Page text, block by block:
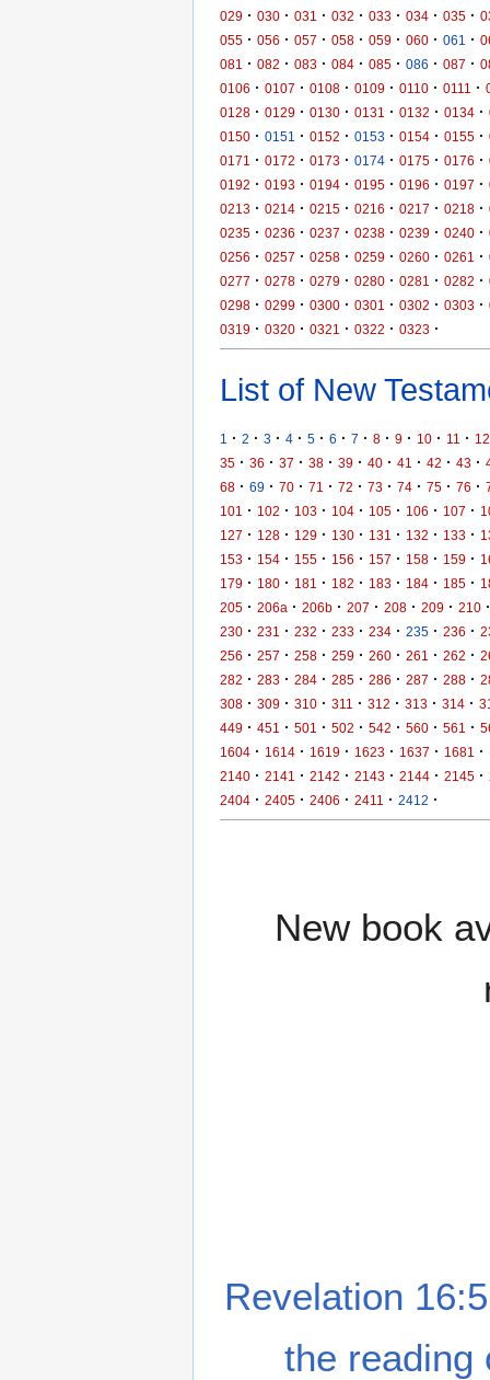
029 · 030 · 031 · 032 · 033 · 034 · 035 ·
055 · 056 · 057 · 058 · 059 · 060 · 061 ·
081
· 082 · 083 · 084 · 085 · 086 · 087 ·
0106 · 0107 · 0108 · 0109 · 0110 · 0111 ·
0128 · 0129 · 0130 · 0131 · 0132 · 0134 ·
0150 · 0151 · 0152 · 0153 · 0154 · 0155 ·
0171
· 0172 · 0173 · 0174 · 0175 · 0176 ·
0192 · 0193 · 0194 · 0195 · 0196 · 0197 ·
0213 · 0214 · 0215 · 0216 · 0217 · 0218 ·
0235 · 0236 · 0237 · 0238 · 0239 · 0240 ·
0256 · 0257 · 0258 · 0259 · 0260 · 0261 ·
0277 · 0278 · 0279 · 0280 · 0281 · 0282 ·
0298 · 0299 · 0300 · 0301 · 0302 · 0303 ·
0319 · 0320 · 0321 · 0322 · 0323 ·
List of New
1 · 2 · 3 · 4 · 5 · 6 · 7 · 8 · 9 · 10 · 11 · 12
35 · 36 · 37 · 38 · 39 · 40 · 41 · 42 · 43 ·
68 · 69 · 70 · 71 · 72 · 73 · 74 · 75 · 76 ·
101
· 102 · 103 · 104 · 105 · 106 · 107 ·
127 · 128 · 129 · 130 · 131 · 132 · 133 ·
153 · 154 · 155 · 156 · 157 · 158 · 159 ·
179 · 180 · 181 · 182 · 183 · 184 · 185 ·
205 · 206a · 206b · 207 · 208 · 209 · 210 ·
230 · 231 · 232 · 233 · 234 · 235 · 236 ·
256 · 257 · 258 · 259 · 260 · 261 · 262 ·
282 · 283 · 284 · 285 · 286 · 287 · 288 ·
308 · 309 · 310 · 311 · 312 · 313 · 314 ·
449 · 451 · 501 · 502 · 542 · 560 · 561 ·
1604 · 1614 · 1619 · 1623 · 1637 · 1681 ·
2140 · 2141 · 2142 · 2143 · 2144 · 2145 ·
2404 · 2405 · 2406 · 2411 · 2412 ·
New book
Revelation
the reading